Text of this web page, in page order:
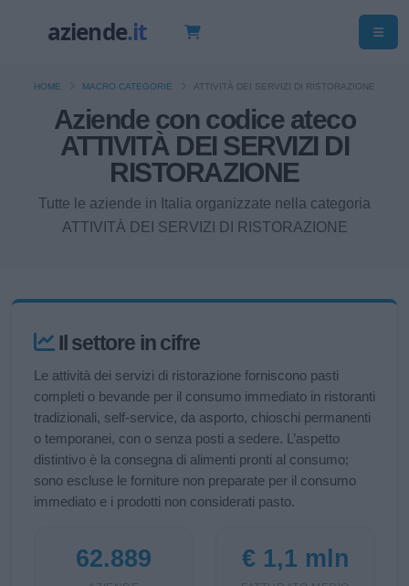
Aziende con codice ateco
ATTIVITÀ DEI SERVIZI DI
RISTORAZIONE
Tutte le aziende in Italia organizzate nella categoria
ATTIVITÀ DEI SERVIZI DI RISTORAZIONE
HOME MACRO CATEGORIE ATTIVITÀ DEI SERVIZI DI RISTORAZIONE
Il settore in cifre
Le attività dei servizi di ristorazione forniscono pasti
completi o bevande per il consumo immediato in ristoranti
tradizionali, self‑service, da asporto, chioschi permanenti
o temporanei, con o senza posti a sedere. L’aspetto
distintivo è la consegna di alimenti pronti al consumo;
sono escluse le forniture non preparate per il consumo
immediato e i prodotti non considerati pasto.
62.889 € 1,1 mln